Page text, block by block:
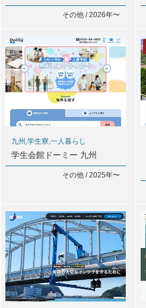
その他 / 2026年〜
九州,学生寮,一人暮らし
学生会館ドーミー 九州
その他 / 2025年〜